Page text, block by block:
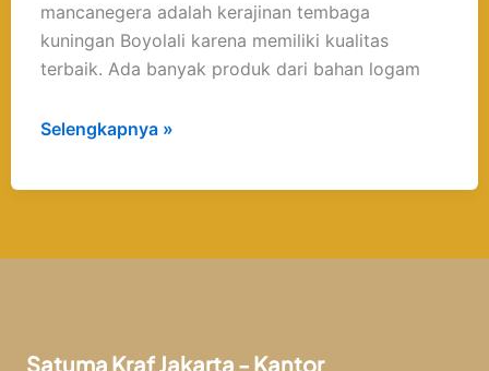
mancanegera adalah kerajinan tembaga
kuningan Boyolali karena memiliki kualitas
terbaik. Ada banyak produk dari bahan logam
Selengkapnya »
Satuma Kraf Jakarta - Kantor